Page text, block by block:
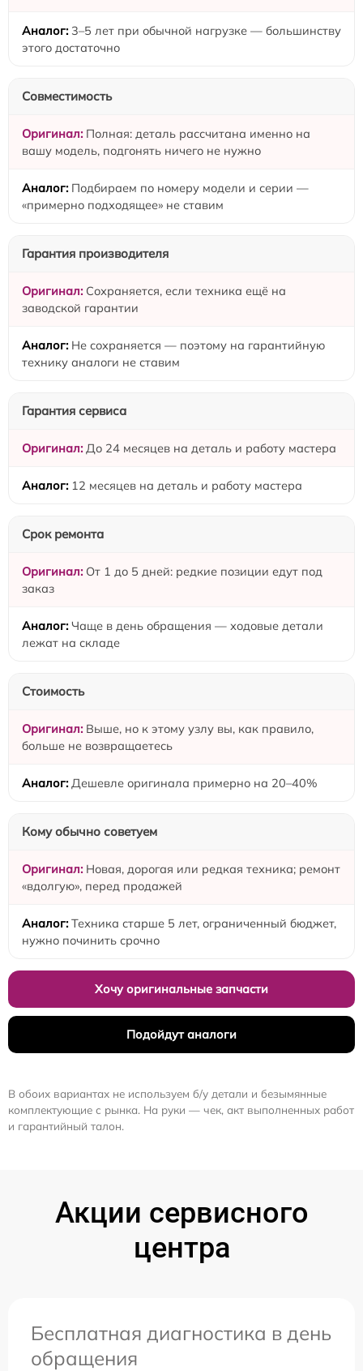
3–5 лет при обычной нагрузке — большинству
этого достаточно
Совместимость
Полная: деталь рассчитана именно на
вашу модель, подгонять ничего не нужно
Подбираем по номеру модели и серии —
«примерно подходящее» не ставим
Гарантия производителя
Сохраняется, если техника ещё на
заводской гарантии
Не сохраняется — поэтому на гарантийную
технику аналоги не ставим
Гарантия сервиса
До 24 месяцев на деталь и работу мастера
12 месяцев на деталь и работу мастера
Срок ремонта
От 1 до 5 дней: редкие позиции едут под
заказ
Чаще в день обращения — ходовые детали
лежат на складе
Стоимость
Выше, но к этому узлу вы, как правило,
больше не возвращаетесь
Дешевле оригинала примерно на 20–40%
Кому обычно советуем
Новая, дорогая или редкая техника; ремонт
«вдолгую», перед продажей
Техника старше 5 лет, ограниченный бюджет,
нужно починить срочно
Хочу оригинальные запчасти
Подойдут аналоги
В обоих вариантах не используем б/у детали и безымянные
комплектующие с рынка. На руки — чек, акт выполненных работ
и гарантийный талон.
Акции сервисного
центра
Бесплатная диагностика в день
обращения